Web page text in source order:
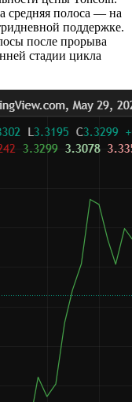
средняя полоса — на
поддержке.
после прорыва
стадии цикла